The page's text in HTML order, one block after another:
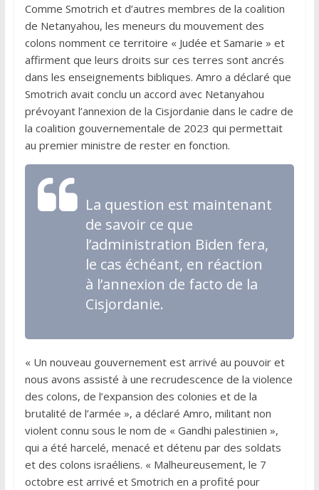
Comme Smotrich et d’autres membres de la coalition
de Netanyahou, les meneurs du mouvement des
colons nomment ce territoire « Judée et Samarie » et
affirment que leurs droits sur ces terres sont ancrés
dans les enseignements bibliques. Amro a déclaré que
Smotrich avait conclu un accord avec Netanyahou
prévoyant l’annexion de la Cisjordanie dans le cadre de
la coalition gouvernementale de 2023 qui permettait
au premier ministre de rester en fonction.
La question est maintenant
de savoir ce que
l’administration Biden fera,
le cas échéant, en réaction
à l’annexion de facto de la
Cisjordanie.
« Un nouveau gouvernement est arrivé au pouvoir et
nous avons assisté à une recrudescence de la violence
des colons, de l’expansion des colonies et de la
brutalité de l’armée », a déclaré Amro, militant non
violent connu sous le nom de « Gandhi palestinien »,
qui a été harcelé, menacé et détenu par des soldats
et des colons israéliens. « Malheureusement, le 7
octobre est arrivé et Smotrich en a profité pour